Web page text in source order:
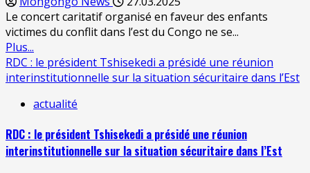
Le concert caritatif organisé en faveur des enfants
victimes du conflit dans l’est du Congo ne se...
Plus...
RDC : le président Tshisekedi a présidé une réunion
interinstitutionnelle sur la situation sécuritaire dans l’Est
actualité
RDC : le président Tshisekedi a présidé une réunion
interinstitutionnelle sur la situation sécuritaire dans l’Est